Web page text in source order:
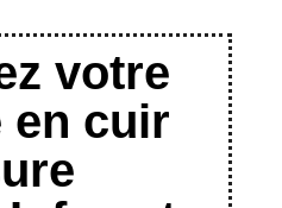
votre
en cuir